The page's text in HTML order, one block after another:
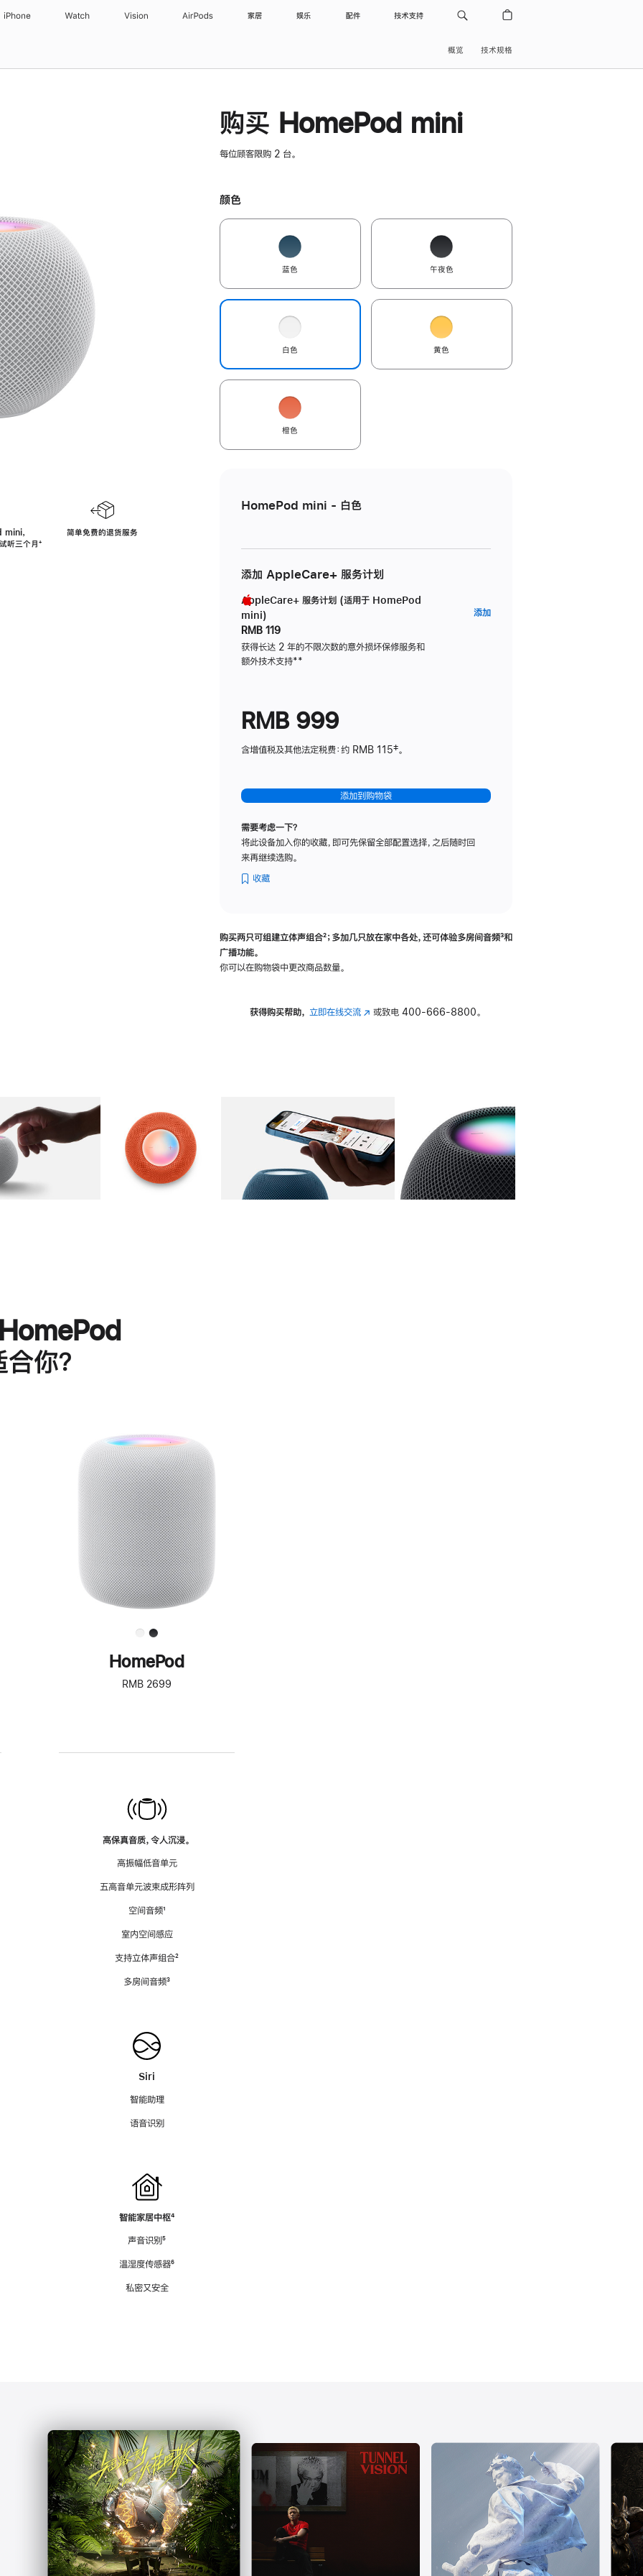
iPhone Watch Vision AirPods 家居 娱乐 配件 技术支持
概览 技术规格
，
听三个月脚
⁺
简单免费的退货服务
购买 HomePod mini
每位顾客限购 2 台。
颜色
蓝色 午夜色
白色 黄色
橙色
HomePod mini - 白色
添加 AppleCare+ 服务计划
AppleCare+ 服务计划 (适用于 HomePod
mini)
RMB 119
获得长达 2 年的不限次数的意外损坏保修服务和
额外技术支持脚
**
添加AppleCare+
RMB 999
含增值税及其他法定税费：约 RMB 115‡。
添加到购物袋
需要考虑一下？
将此设备加入你的收藏，即可先保留全部配置选择，之后随时回
来再继续选购。
收藏
购买两只可组建立体声组合脚
²；多加几只放在家中各处，还可体验多‍房‍间音频脚
³和
广播功能。
你可以在购物袋中更改商品数量。
获得购买帮助， 立即在线交流(在 或致电 400-666-8800。
图库 图像 图库 图像 图库 图像 4 图库 图像 5
你？
进
一
步
了
解
HomePod<
HomePod
RMB 2699
高保真音质，令人沉浸。
高振幅低音单元
五高音单元波束成形阵列
空间音频脚
¹
室内空间感应
支持立体声组合脚
²
多房间音频脚
³
Siri
智能助理
语音识别
智能家居中枢脚
⁴
声音识别脚
⁵
温湿度传感器脚
⁶
私密又安全